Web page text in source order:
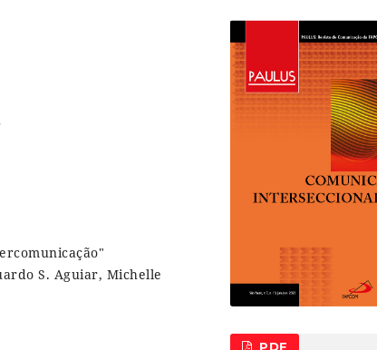
S. Aguiar, Michelle
PDF